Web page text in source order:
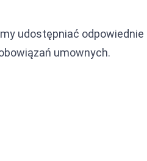
udostępniać odpowiednie
umownych.